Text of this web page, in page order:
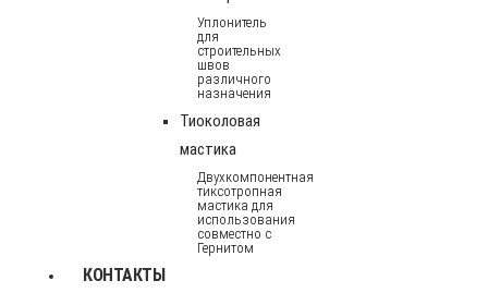
Уплонитель
для
строительных
швов
различного
назначения
Тиоколовая
мастика
Двухкомпонентная
тиксотропная
мастика для
использования
совместно с
Гернитом
КОНТАКТЫ